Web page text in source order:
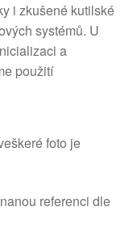
i zkušené kutilské
systémů. U
a
použití
foto je
referenci dle